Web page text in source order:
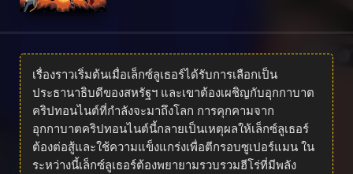
เรื่องราวเริ่มต้นเมื่อเล็กซ์ลูเธอร์ได้รับการเลือกเป็น
ประธานาธิบดีของสหรัฐฯ และเขาต้องเผชิญกับอุกกาบาต
คริปทอนไนต์ที่กำลังจะมาถึงโลก การคุกคามจาก
อุกกาบาตคริปทอนไนต์นี้กลายเป็นเหตุผลให้เล็กซ์ลูเธอร์
ต้องต่อสู้และใช้ความแข็งแกร่งเพื่อตีกรอบซูเปอร์แมน ใน
ระหว่างนี้เล็กซ์ลูเธอร์ต้องพยายามรวบรวมฮีโร่ที่มีพลัง